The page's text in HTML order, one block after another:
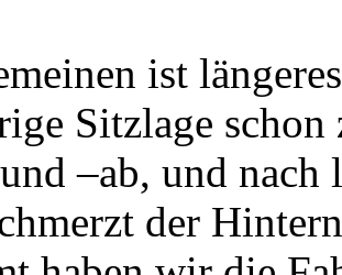
ist
Sitzlage
–ab, und nach
der